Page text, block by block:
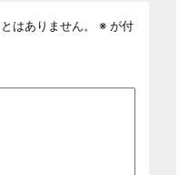
はありません。 ※が付